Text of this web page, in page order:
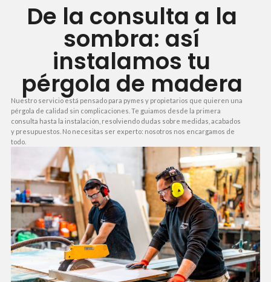
De la consulta a la
sombra: así
instalamos tu
pérgola de madera
Nuestro servicio está pensado para pymes y propietarios que quieren una
pérgola de calidad sin complicaciones. Te guiamos desde la primera
consulta hasta la instalación, resolviendo dudas sobre medidas, acabados
y presupuestos. No necesitas ser experto: nosotros nos encargamos de
todo.